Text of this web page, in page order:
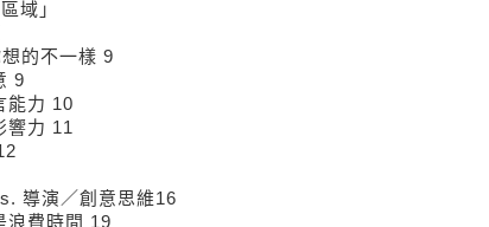
域」
的不一樣 9
9
能力 10
響力 11
導演／創意思維16
浪費時間 19